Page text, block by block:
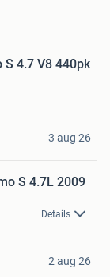
4.7 V8 440pk
3 aug 26
S 4.7L 2009
Details
2 aug 26